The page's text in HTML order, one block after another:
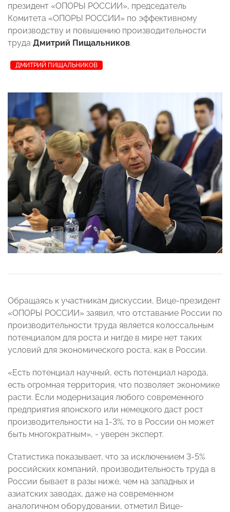
президент «ОПОРЫ РОССИИ», председатель
Комитета «ОПОРЫ РОССИИ» по эффективному
производству и повышению производительности
труда Дмитрий Пищальников.
ДМИТРИЙ ПИЩАЛЬНИКОВ
Обращаясь к участникам дискуссии, Вице-президент
«ОПОРЫ РОССИИ» заявил, что отставание России по
производительности труда является колоссальным
потенциалом для роста и нигде в мире нет таких
условий для экономического роста, как в России.
«Есть потенциал научный, есть потенциал народа,
есть огромная территория, что позволяет экономике
расти. Если модернизация любого современного
предприятия японского или немецкого даст рост
производительности на 1-3%, то в России он может
быть многократным», - уверен эксперт.
Статистика показывает, что за исключением 3-5%
российских компаний, производительность труда в
России бывает в разы ниже, чем на западных и
азиатских заводах, даже на современном
аналогичном оборудовании, отметил Вице-